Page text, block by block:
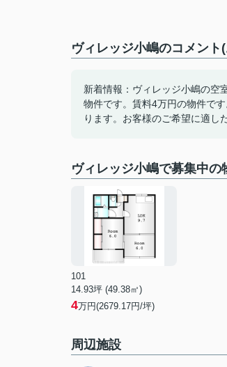
ヴィレッジ小嶋のコメント
新着情報：ヴィレッジ小嶋の空
物件です。賃料4万円の物件で
ります。お客様のご希望に適し
ヴィレッジ小嶋で募集中の
101
14.93坪 (49.38㎡)
4万円(2679.17円/坪)
周辺施設